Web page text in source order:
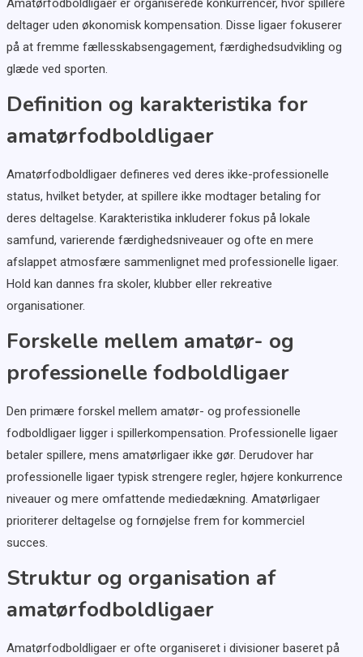
Amatørfodboldligaer er organiserede konkurrencer, hvor spillere
deltager uden økonomisk kompensation. Disse ligaer fokuserer
på at fremme fællesskabsengagement, færdighedsudvikling og
glæde ved sporten.
Definition og karakteristika for
amatørfodboldligaer
Amatørfodboldligaer defineres ved deres ikke-professionelle
status, hvilket betyder, at spillere ikke modtager betaling for
deres deltagelse. Karakteristika inkluderer fokus på lokale
samfund, varierende færdighedsniveauer og ofte en mere
afslappet atmosfære sammenlignet med professionelle ligaer.
Hold kan dannes fra skoler, klubber eller rekreative
organisationer.
Forskelle mellem amatør- og
professionelle fodboldligaer
Den primære forskel mellem amatør- og professionelle
fodboldligaer ligger i spillerkompensation. Professionelle ligaer
betaler spillere, mens amatørligaer ikke gør. Derudover har
professionelle ligaer typisk strengere regler, højere konkurrence
niveauer og mere omfattende mediedækning. Amatørligaer
prioriterer deltagelse og fornøjelse frem for kommerciel
succes.
Struktur og organisation af
amatørfodboldligaer
Amatørfodboldligaer er ofte organiseret i divisioner baseret på